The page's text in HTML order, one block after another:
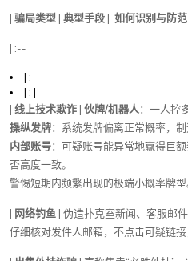
| 骗局类型 | 典型手段 | ️ 如何识别与防范
| :--
| :--
| : |
| 线上技术欺诈 | 伙牌/机器人：一人控
操纵发牌：系统发牌偏离正常概率，制
内部账号：可疑账号能异常地赢得巨
否高度一致。
警惕短期内频繁出现的极端小概率牌型
| 网络钓鱼 | 伪造扑克室新闻、客服邮
仔细核对发件人邮箱，不点击可疑链